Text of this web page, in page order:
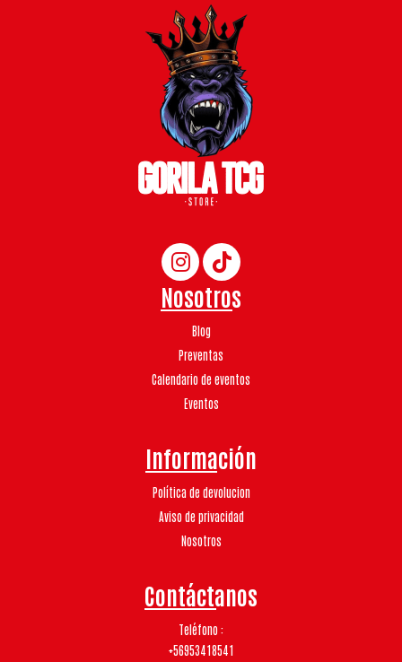
Nosotros
Blog
Preventas
Calendario de eventos
Eventos
Información
Política de devolucion
Aviso de privacidad
Nosotros
Contáctanos
Teléfono
+56953418541